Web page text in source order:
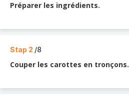
Préparer les ingrédients.
Stap 2 /8
Couper les carottes en tronçons.